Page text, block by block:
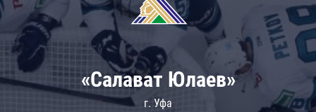
«Салават Юлаев»
г. Уфа